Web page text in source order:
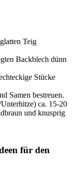
Teig
Backblech dünn
Stücke
Samen bestreuen.
ca. 15-20
und knusprig
für den